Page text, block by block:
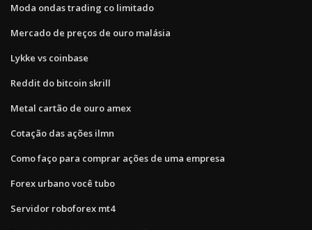
Moda ondas trading co limitado
Mercado de preços de ouro malásia
Lykke vs coinbase
Reddit do bitcoin skrill
Metal cartão de ouro amex
Cotação das ações ilmn
Como faço para comprar ações de uma empresa
Forex urbano você tubo
Servidor roboforex mt4